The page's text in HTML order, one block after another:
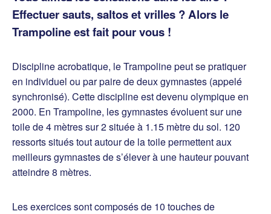
Effectuer sauts, saltos et vrilles ? Alors le
Trampoline est fait pour vous !
Discipline acrobatique, le Trampoline peut se pratiquer
en individuel ou par paire de deux gymnastes (appelé
synchronisé). Cette discipline est devenu olympique en
2000. En Trampoline, les gymnastes évoluent sur une
toile de 4 mètres sur 2 située à 1.15 mètre du sol. 120
ressorts situés tout autour de la toile permettent aux
meilleurs gymnastes de s’élever à une hauteur pouvant
atteindre 8 mètres.
Les exercices sont composés de 10 touches de